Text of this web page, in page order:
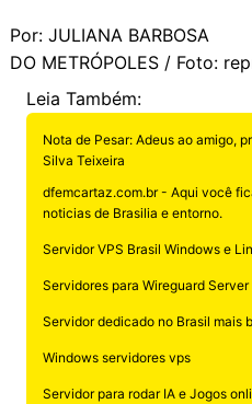
Por: JULIANA BARBOSA
DO METRÓPOLES / Foto:
Leia Também:
Nota de Pesar: Adeus ao amigo,
Silva Teixeira
dfemcartaz.com.br - Aqui você
noticias de Brasilia e entorno.
Servidor VPS Brasil Windows e
Servidores para Wireguard Server
Servidor dedicado no Brasil mais
Windows servidores vps
Servidor para rodar IA e Jogos